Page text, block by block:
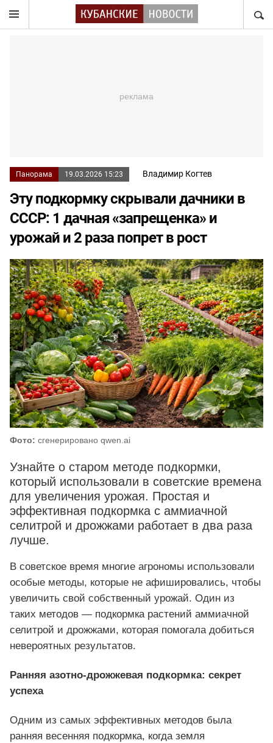
Панорама 19.03.2026 15:23 Владимир Когтев
Эту подкормку скрывали дачники в
СССР: 1 дачная «запрещенка» и
урожай и 2 раза попрет в рост
Фото: сгенерировано qwen.ai
Узнайте о старом методе подкормки,
который использовали в советские времена
для увеличения урожая. Простая и
эффективная подкормка с аммиачной
селитрой и дрожжами работает в два раза
лучше.
В советское время многие агрономы использовали
особые методы, которые не афишировались, чтобы
увеличить свой собственный урожай. Один из
таких методов — подкормка растений аммиачной
селитрой и дрожжами, которая помогала добиться
невероятных результатов.
Ранняя азотно-дрожжевая подкормка: секрет
успеха
Одним из самых эффективных методов была
ранняя весенняя подкормка, когда земля